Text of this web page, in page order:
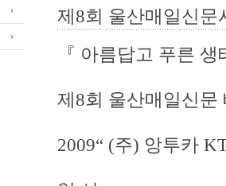
제8회 울산매일신문
『 아름답고 푸른
제8회 울산매일신문
2009“ (주) 앙투카